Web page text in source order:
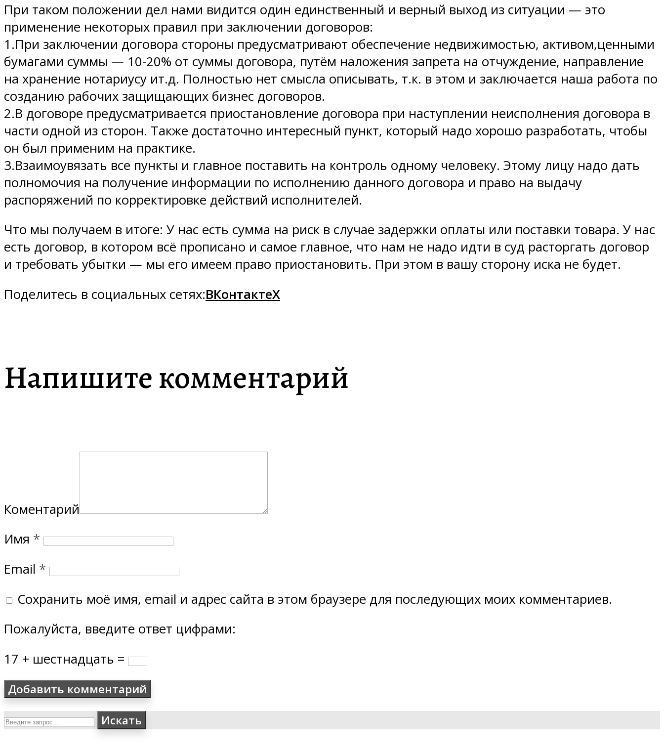
При таком положении дел нами видится один единственный и верный выход из ситуации — это
применение некоторых правил при заключении договоров:
1.При заключении договора стороны предусматривают обеспечение недвижимостью, активом,ценными
бумагами суммы — 10-20% от суммы договора, путём наложения запрета на отчуждение, направление
на хранение нотариусу ит.д. Полностью нет смысла описывать, т.к. в этом и заключается наша работа по
созданию рабочих защищающих бизнес договоров.
2.В договоре предусматривается приостановление договора при наступлении неисполнения договора в
части одной из сторон. Также достаточно интересный пункт, который надо хорошо разработать, чтобы
он был применим на практике.
3.Взаимоувязать все пункты и главное поставить на контроль одному человеку. Этому лицу надо дать
полномочия на получение информации по исполнению данного договора и право на выдачу
распоряжений по корректировке действий исполнителей.
Что мы получаем в итоге: У нас есть сумма на риск в случае задержки оплаты или поставки товара. У нас
есть договор, в котором всё прописано и самое главное, что нам не надо идти в суд расторгать договор
и требовать убытки — мы его имеем право приостановить. При этом в вашу сторону иска не будет.
Поделитесь в социальных сетях:ВКонтактеX
Напишите комментарий
Коментарий
Имя *
Email *
Сохранить моё имя, email и адрес сайта в этом браузере для последующих моих комментариев.
Пожалуйста, введите ответ цифрами:
17 + шестнадцать =
Искать